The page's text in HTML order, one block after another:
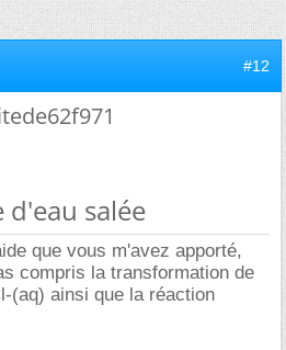
#12
d'eau salée
que vous m'avez apporté,
compris la transformation de
(aq) ainsi que la réaction